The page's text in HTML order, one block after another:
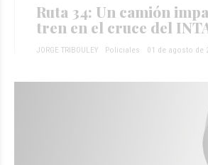
Ruta 34: Un camión
tren en el cruce del
JORGE TRIBOULEY Policiales 01 de agosto de